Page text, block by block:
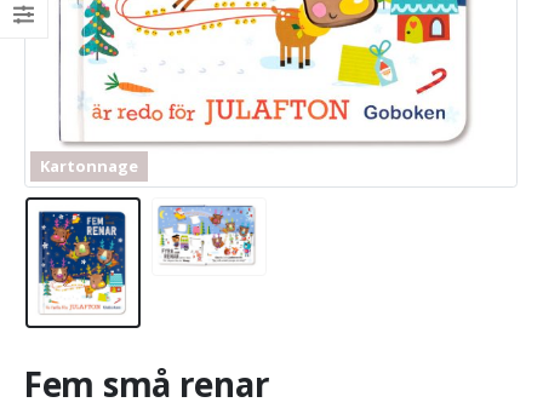
Kartonnage
Fem små renar